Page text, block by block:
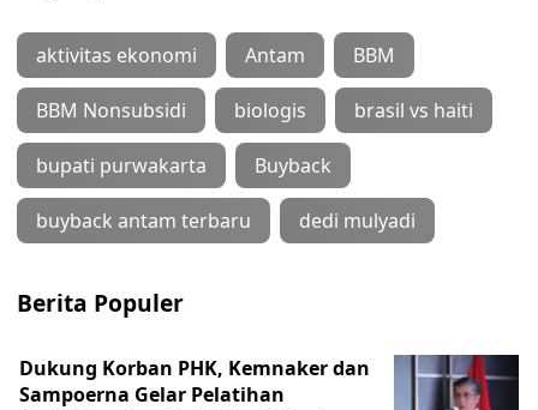
aktivitas ekonomi Antam BBM
BBM Nonsubsidi biologis brasil vs haiti
bupati purwakarta Buyback
buyback antam terbaru dedi mulyadi
Berita Populer
Dukung Korban PHK, Kemnaker dan
Sampoerna Gelar Pelatihan